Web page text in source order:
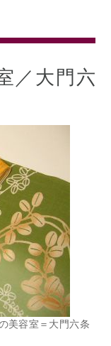
／大門六
美容室＝大門六条